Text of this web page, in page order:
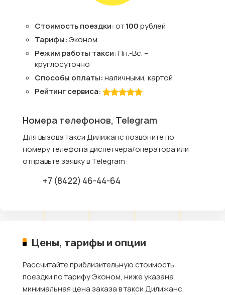
Стоимость поездки:от100рублей
Тарифы:Эконом
Режим работы такси:Пн.-Вс. –
круглосуточно
Способы оплаты:наличными, картой
Рейтинг сервиса:
Номера телефонов, Telegram
Для вызова такси Дилижанс позвоните по
номеру телефона диспетчера/оператора или
отправьте заявку в Telegram:
+7 (8422) 46-44-64
Цены, тарифы и опции
Рассчитайте приблизительную стоимость
поездки по тарифу Эконом, ниже указана
минимальная цена заказа в такси Дилижанс,